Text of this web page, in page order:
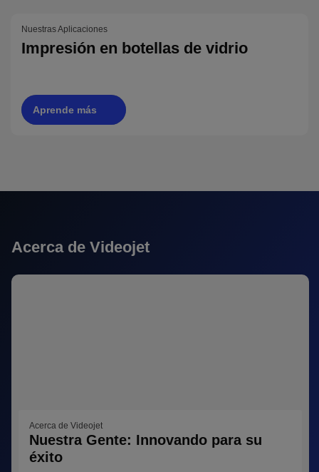
Nuestras Aplicaciones
Impresión en botellas de vidrio
Aprende más
Acerca de Videojet
Acerca de Videojet
Nuestra Gente: Innovando para su
éxito